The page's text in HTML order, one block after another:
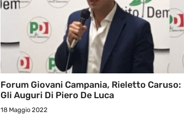
Forum Giovani Campania, Rieletto Caruso:
Gli Auguri Di Piero De Luca
18 Maggio 2022